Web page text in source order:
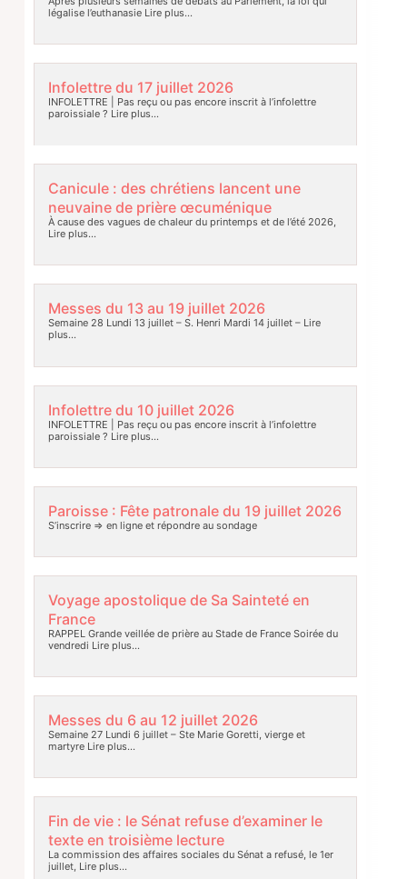
légalise l’euthanasieLire plus…
Infolettre du 17 juillet 2026
INFOLETTRE | Pas reçu ou pas encore inscrit à l’infolettre
paroissiale ? Lire plus…
Canicule : des chrétiens lancent une
neuvaine de prière œcuménique
À cause des vagues de chaleur du printemps et de l’été 2026,
Lire plus…
Messes du 13 au 19 juillet 2026
Semaine 28 Lundi 13 juillet – S. Henri Mardi 14 juillet –Lire
plus…
Infolettre du 10 juillet 2026
INFOLETTRE | Pas reçu ou pas encore inscrit à l’infolettre
paroissiale ? Lire plus…
Paroisse : Fête patronale du 19 juillet 2026
S’inscrire => en ligne et répondre au sondage
Voyage apostolique de Sa Sainteté en
France
RAPPEL Grande veillée de prière au Stade de France Soirée du
vendredi Lire plus…
Messes du 6 au 12 juillet 2026
Semaine 27 Lundi 6 juillet – Ste Marie Goretti, vierge et
martyreLire plus…
Fin de vie : le Sénat refuse d’examiner le
texte en troisième lecture
La commission des affaires sociales du Sénat a refusé, le 1er
juillet, Lire plus…